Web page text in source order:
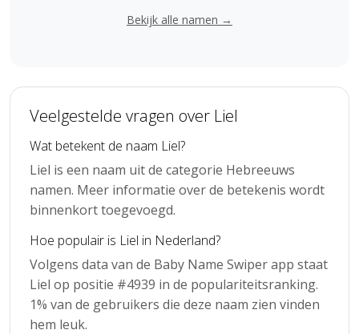
Bekijk alle namen →
Veelgestelde vragen over Liel
Wat betekent de naam Liel?
Liel is een naam uit de categorie Hebreeuws
namen. Meer informatie over de betekenis wordt
binnenkort toegevoegd.
Hoe populair is Liel in Nederland?
Volgens data van de Baby Name Swiper app staat
Liel op positie #4939 in de populariteitsranking.
1% van de gebruikers die deze naam zien vinden
hem leuk.